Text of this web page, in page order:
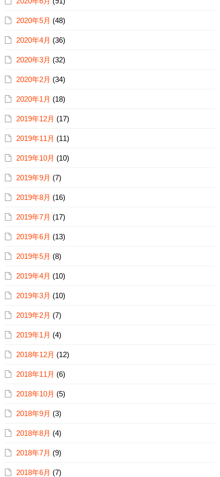
2020年5月 (48)
2020年4月 (36)
2020年3月 (32)
2020年2月 (34)
2020年1月 (18)
2019年12月 (17)
2019年11月 (11)
2019年10月 (10)
2019年9月 (7)
2019年8月 (16)
2019年7月 (17)
2019年6月 (13)
2019年5月 (8)
2019年4月 (10)
2019年3月 (10)
2019年2月 (7)
2019年1月 (4)
2018年12月 (12)
2018年11月 (6)
2018年10月 (5)
2018年9月 (3)
2018年8月 (4)
2018年7月 (9)
2018年6月 (7)